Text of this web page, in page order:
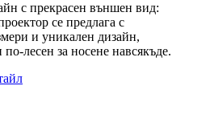
с прекрасен външен вид:
се предлага с
и уникален дизайн,
лесен за носене навсякъде.